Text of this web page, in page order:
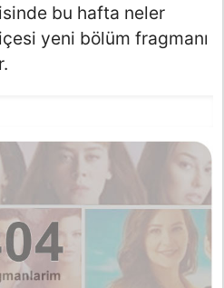
bu hafta neler
yeni bölüm fragmanı